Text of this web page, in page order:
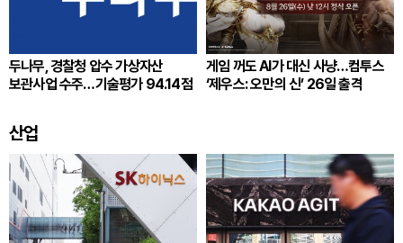
두나무, 경찰청 압수 가상자산
보관사업 수주…기술평가 94.14점
게임 꺼도 AI가 대신 사냥…컴투스
‘제우스: 오만의 신’ 26일 출격
산업